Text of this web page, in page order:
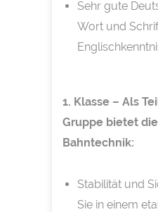
Sehr gute
Wort und
1. Klasse – Als
Gruppe bietet die
Bahntechnik:
Stabilität und
Sie in einem